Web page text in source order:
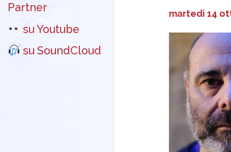
Partner
su Youtube
su SoundCloud
martedì 14